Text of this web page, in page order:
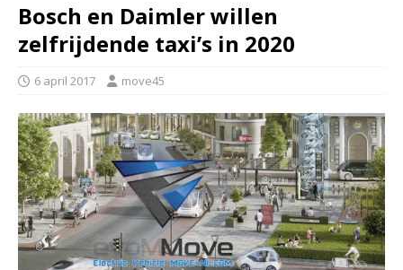
Bosch en Daimler willen
zelfrijdende taxi’s in 2020
6 april 2017 move45